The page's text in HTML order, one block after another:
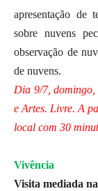
apresentação de
sobre nuvens
observação de
de nuvens.
Dia 9/7, domingo,
e Artes. Livre. A
local com 30
Vivência
Visita mediada